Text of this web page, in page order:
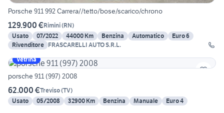
Porsche 911 992 Carrera//tetto/bose/scarico/chrono
129.900 €Rimini(RN)
Usato
07/2022 44000 Km Benzina Automatico
Euro 6
Rivenditore FRASCARELLI AUTO S.R.L.
Vetrina
porsche 911 (997) 2008
62.000 €Treviso(TV)
Usato
05/2008 32900 Km Benzina Manuale Euro 4